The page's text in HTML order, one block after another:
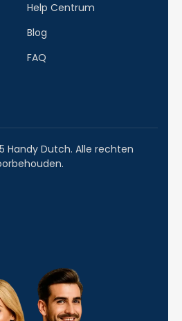
Help Centrum
Blog
FAQ
Handy Dutch. Alle rechten